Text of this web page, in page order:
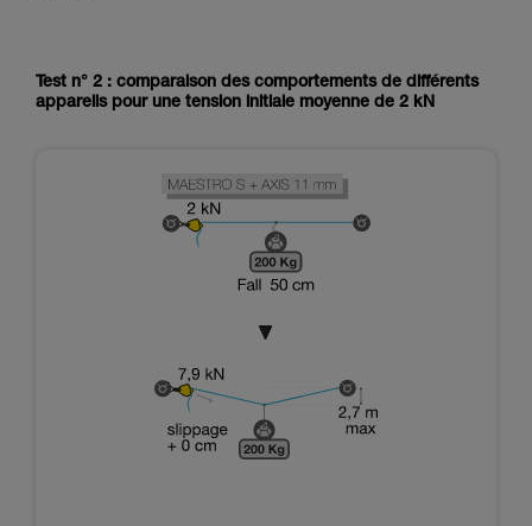
Test n° 2 : comparaison des comportements de différents
appareils pour une tension initiale moyenne de 2 kN